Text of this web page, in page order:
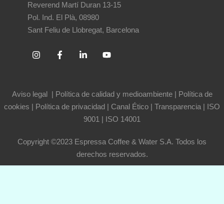
Reverend Martí Duran 13-15
Pol. Ind. El Plà, 08980
Sant Feliu de Llobregat, Barcelona
Aviso legal | Política de calidad y medioambiente| Política de
cookies | Política de privacidad | Canal Ético | Transparencia | ISO
9001 | ISO 14001
Copyright ©2023 Espressa Coffee & Water S.A. Todos los
derechos reservados.